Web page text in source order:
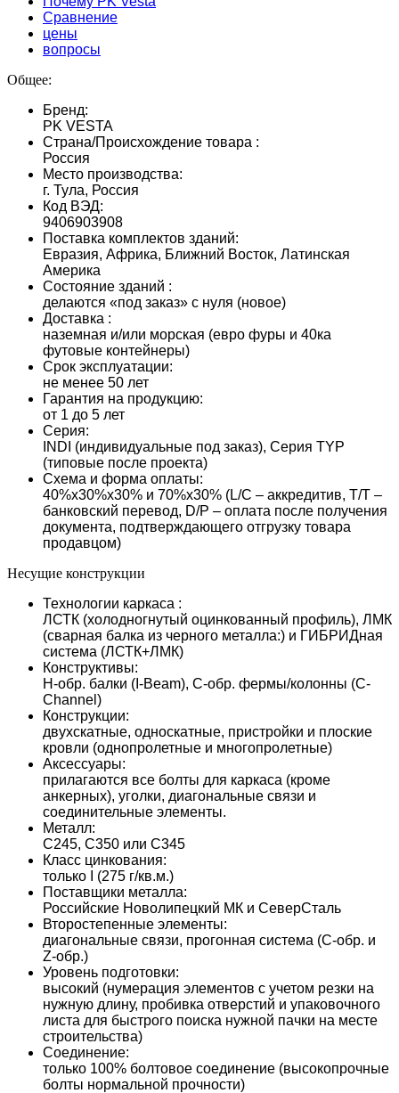
Сравнение
цены
вопросы
Общее:
Бренд:
PK VESTA
Страна/Происхождение товара :
Россия
Место производства:
г. Тула, Россия
Код ВЭД:
9406903908
Поставка комплектов зданий:
Евразия, Африка, Ближний Восток, Латинская
Америка
Состояние зданий :
делаются «под заказ» с нуля (новое)
Доставка :
наземная и/или морская (евро фуры и 40ка
футовые контейнеры)
Срок эксплуатации:
не менее 50 лет
Гарантия на продукцию:
от 1 до 5 лет
Серия:
INDI (индивидуальные под заказ), Серия TYP
(типовые после проекта)
Схема и форма оплаты:
40%х30%х30% и 70%х30% (L/С – аккредитив, T/T –
банковский перевод, D/P – оплата после получения
документа, подтверждающего отгрузку товара
продавцом)
Несущие конструкции
Технологии каркаса :
ЛСТК (холодногнутый оцинкованный профиль), ЛМК
(сварная балка из черного металла:) и ГИБРИДная
система (ЛСТК+ЛМК)
Конструктивы:
H-обр. балки (I-Beam), C-обр. фермы/колонны (C-
Channel)
Конструкции:
двухскатные, односкатные, пристройки и плоские
кровли (однопролетные и многопролетные)
Аксессуары:
прилагаются все болты для каркаса (кроме
анкерных), уголки, диагональные связи и
соединительные элементы.
Металл:
С245, С350 или С345
Класс цинкования:
только I (275 г/кв.м.)
Поставщики металла:
Российские Новолипецкий МК и СеверСталь
Второстепенные элементы:
диагональные связи, прогонная система (С-обр. и
Z-обр.)
Уровень подготовки:
высокий (нумерация элементов с учетом резки на
нужную длину, пробивка отверстий и упаковочного
листа для быстрого поиска нужной пачки на месте
строительства)
Соединение:
только 100% болтовое соединение (высокопрочные
болты нормальной прочности)